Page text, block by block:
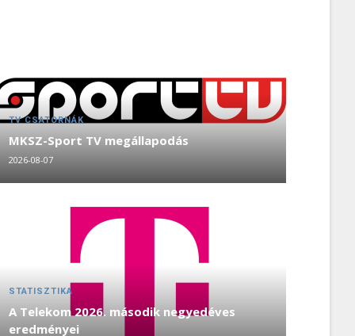
TV CSATORNÁK
MKSZ-Sport TV megállapodás
2026-08-07
STATISZTIKA
A Telekom 2026. második negyedéves
eredményei